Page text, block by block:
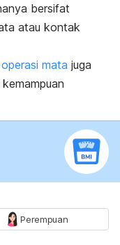
bersifat
atau kontak
mata juga
Perempuan